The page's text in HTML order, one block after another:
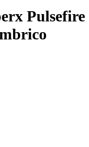
Pulsefire